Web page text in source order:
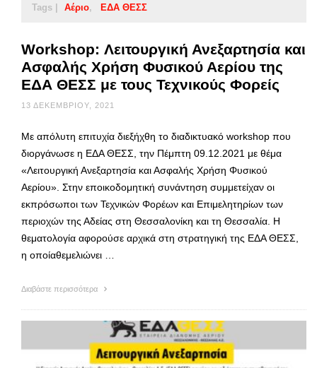
Tags | Αέριο ΕΔΑ ΘΕΣΣ
Workshop: Λειτουργική Ανεξαρτησία και
Ασφαλής Χρήση Φυσικού Αερίου της
ΕΔΑ ΘΕΣΣ με τους Τεχνικούς Φορείς
13 ΔΕΚΕΜΒΡΊΟΥ, 2021
Με απόλυτη επιτυχία διεξήχθη το διαδικτυακό workshop που
διοργάνωσε η ΕΔΑ ΘΕΣΣ, την Πέμπτη 09.12.2021 με θέμα
«Λειτουργική Ανεξαρτησία και Ασφαλής Χρήση Φυσικού
Αερίου». Στην εποικοδομητική συνάντηση συμμετείχαν οι
εκπρόσωποι των Τεχνικών Φορέων και Επιμελητηρίων των
περιοχών της Αδείας στη Θεσσαλονίκη και τη Θεσσαλία. Η
θεματολογία αφορούσε αρχικά στη στρατηγική της ΕΔΑ ΘΕΣΣ,
η οποίαθεμελιώνει …
Διαβάστε περισσότερα